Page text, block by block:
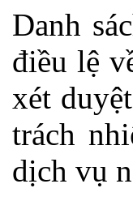
Danh
điều lệ
xét
trách
dịch vụ